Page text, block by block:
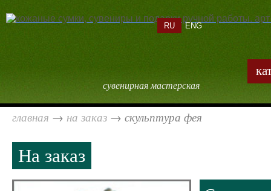
сувенирная мастерская
RU ENG
главная → на заказ → скульптура фея
На заказ